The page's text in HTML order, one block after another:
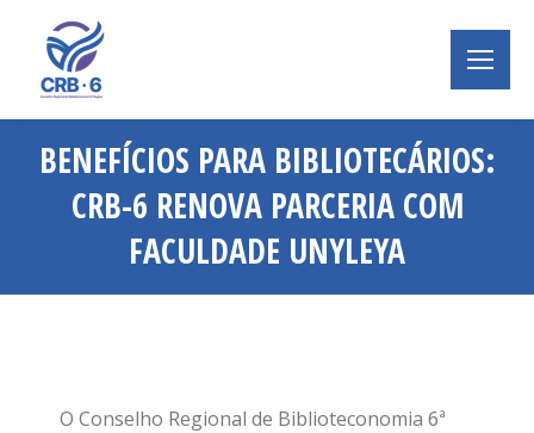
BENEFÍCIOS PARA BIBLIOTECÁRIOS:
CRB-6 RENOVA PARCERIA COM
FACULDADE UNYLEYA
Você está aqui:
O Conselho Regional de Biblioteconomia 6ª